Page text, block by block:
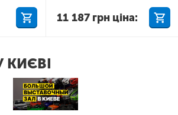
11 187 грн ціна: